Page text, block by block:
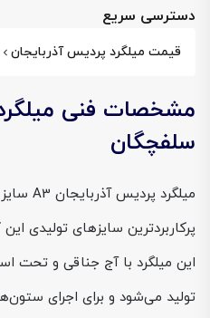
دسترسی سریع
قیمت میلگرد پردیس آذربایجان
سلفچگان
پرکاربردترین سایزهای تولیدی
تولید می‌شود و برای اجرای